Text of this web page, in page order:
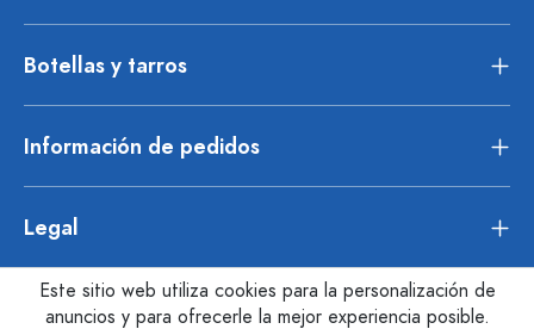
Botellas y tarros
Información de pedidos
Legal
Este sitio web utiliza cookies para la personalización de
anuncios y para ofrecerle la mejor experiencia posible.